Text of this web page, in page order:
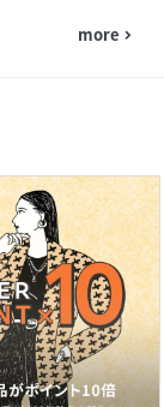
more navigate_next